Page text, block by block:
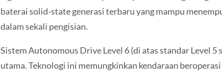
baterai solid-state generasi terbaru yang mampu
dalam sekali pengisian.
Sistem Autonomous Drive Level 6 (di atas standar Level
utama. Teknologi ini memungkinkan kendaraan